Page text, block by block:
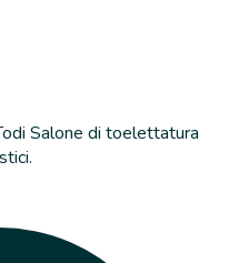
Salone di toelettatura